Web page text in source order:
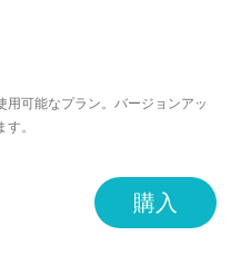
可能なプラン。バージョンアッ
。
購入